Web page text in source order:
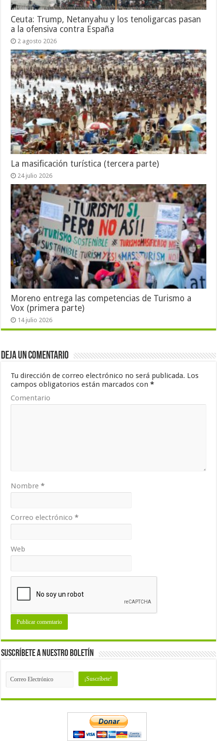
Ceuta: Trump, Netanyahu y los tenoligarcas pasan
a la ofensiva contra España
2 agosto 2026
La masificación turística (tercera parte)
24 julio 2026
Moreno entrega las competencias de Turismo a
Vox (primera parte)
14 julio 2026
Deja un comentario
Tu dirección de correo electrónico no será publicada. Los
campos obligatorios están marcados con*
Comentario
Nombre*
Correo electrónico*
Web
Suscríbete a nuestro Boletín